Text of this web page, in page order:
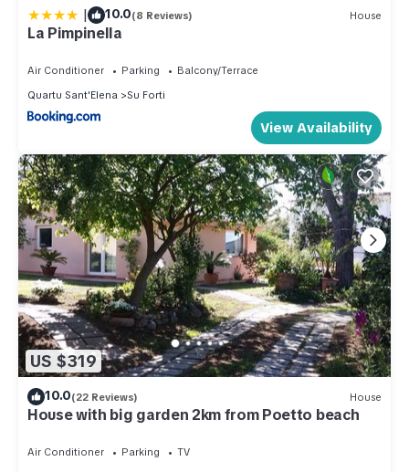
| 10.0(8 Reviews) House
La Pimpinella
Air Conditioner Parking
Balcony/Terrace
Quartu Sant'Elena
Su Forti
View Availability
US $319
10.0(22 Reviews) House
House with big garden 2km from Poetto beach
Air Conditioner Parking
TV